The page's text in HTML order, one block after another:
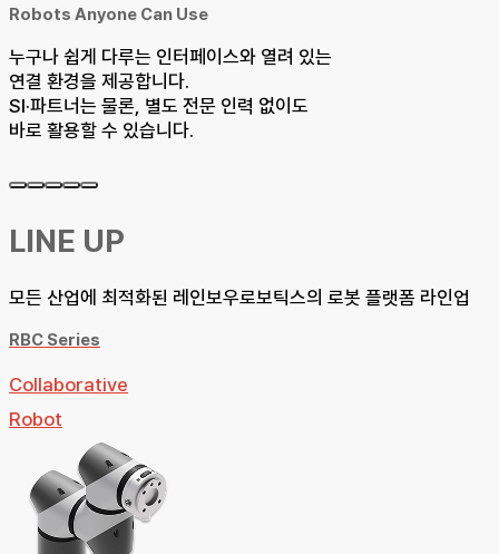
Robots Anyone Can Use
누구나 쉽게 다루는 인터페이스와 열려 있는
연결 환경을 제공합니다.
SI·파트너는 물론, 별도 전문 인력 없이도
바로 활용할 수 있습니다.
LINE UP
모든 산업에 최적화된 레인보우로보틱스의 로봇 플랫폼 라인업
RBC Series
Collaborative
Robot